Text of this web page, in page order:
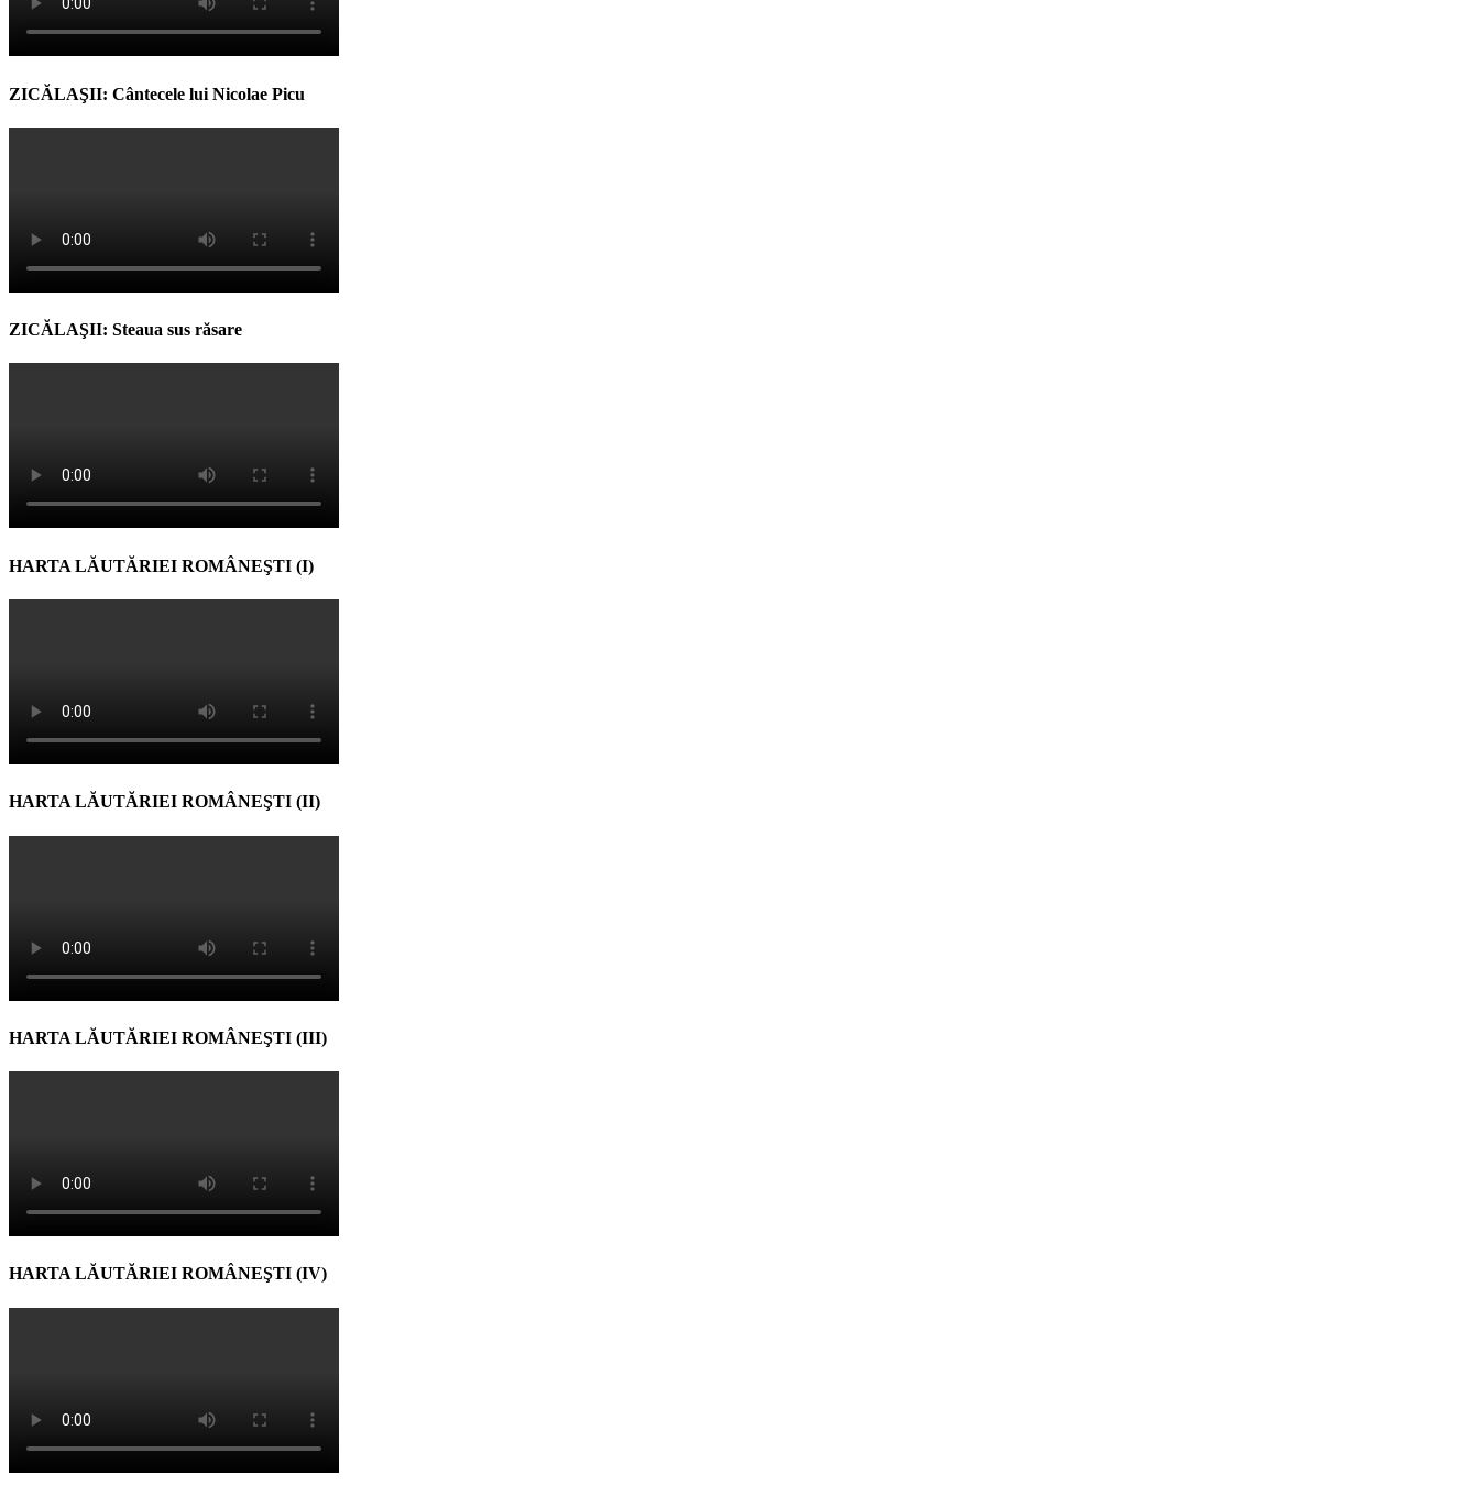
ZICĂLAŞII: Cântecele lui Nicolae Picu
ZICĂLAŞII: Steaua sus răsare
HARTA LĂUTĂRIEI ROMÂNEŞTI (I)
HARTA LĂUTĂRIEI ROMÂNEŞTI (II)
HARTA LĂUTĂRIEI ROMÂNEŞTI (III)
HARTA LĂUTĂRIEI ROMÂNEŞTI (IV)